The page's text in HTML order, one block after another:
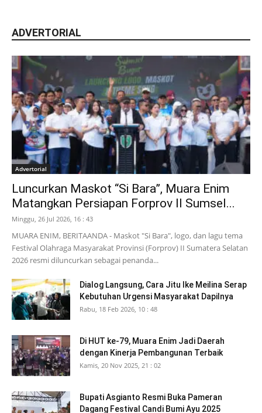
ADVERTORIAL
Advertorial
Luncurkan Maskot “Si Bara”, Muara Enim
Matangkan Persiapan Forprov II Sumsel...
Minggu, 26 Jul 2026, 16 : 43
MUARA ENIM, BERITAANDA - Maskot "Si Bara", logo, dan lagu tema
Festival Olahraga Masyarakat Provinsi (Forprov) II Sumatera Selatan
2026 resmi diluncurkan sebagai penanda...
Dialog Langsung, Cara Jitu Ike Meilina Serap
Kebutuhan Urgensi Masyarakat Dapilnya
Rabu, 18 Feb 2026, 10 : 48
Di HUT ke-79, Muara Enim Jadi Daerah
dengan Kinerja Pembangunan Terbaik
Kamis, 20 Nov 2025, 21 : 02
Bupati Asgianto Resmi Buka Pameran
Dagang Festival Candi Bumi Ayu 2025